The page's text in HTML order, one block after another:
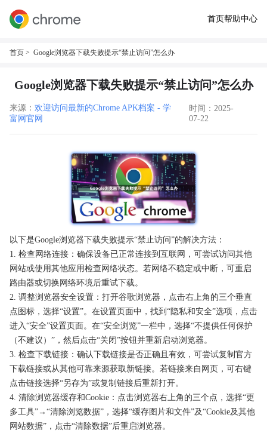
首页帮助中心
首页 > Google浏览器下载失败提示“禁止访问”怎么办
Google浏览器下载失败提示“禁止访问”怎么办
来源： 欢迎访问最新的Chrome APK档案 - 学
富网官网
时间：2025-
07-22
以下是Google浏览器下载失败提示“禁止访问”的解决方法：
1. 检查网络连接：确保设备已正常连接到互联网，可尝试访问其他
网站或使用其他应用检查网络状态。若网络不稳定或中断，可重启
路由器或切换网络环境后重试下载。
2. 调整浏览器安全设置：打开谷歌浏览器，点击右上角的三个垂直
点图标，选择“设置”。在设置页面中，找到“隐私和安全”选项，点击
进入“安全”设置页面。在“安全浏览”一栏中，选择“不提供任何保护
（不建议）”，然后点击“关闭”按钮并重新启动浏览器。
3. 检查下载链接：确认下载链接是否正确且有效，可尝试复制官方
下载链接或从其他可靠来源获取新链接。若链接来自网页，可右键
点击链接选择“另存为”或复制链接后重新打开。
4. 清除浏览器缓存和Cookie：点击浏览器右上角的三个点，选择“更
多工具”→“清除浏览数据”，选择“缓存图片和文件”及“Cookie及其他
网站数据”，点击“清除数据”后重启浏览器。